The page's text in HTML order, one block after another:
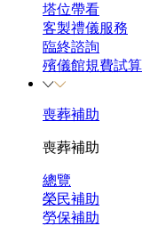
塔位帶看
客製禮儀服務
臨終諮詢
殯儀館規費試算
喪葬補助
喪葬補助
總覽
榮民補助
勞保補助